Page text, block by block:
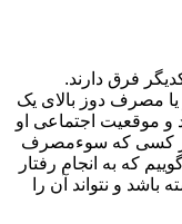
فرق دارند.
مصرف دوز بالای یک
و موقعیت اجتماعی او
هر کسی که سوءمصرف
که به انجام رفتار
و نتواند آن را